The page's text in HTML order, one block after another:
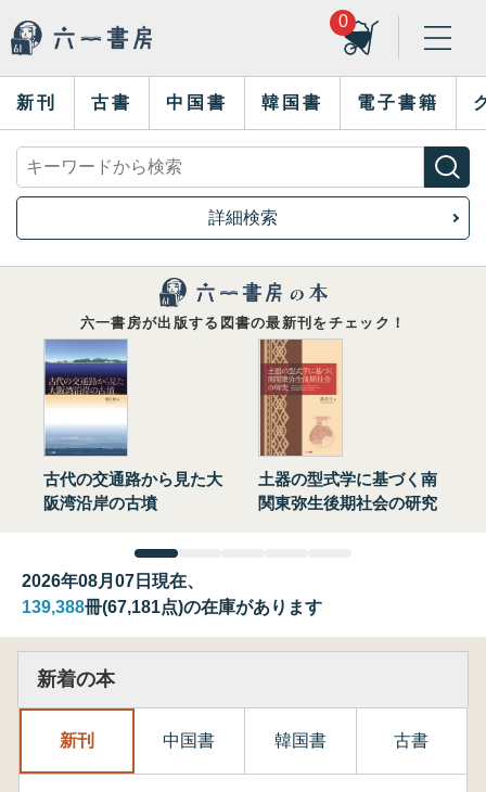
0
新刊 古書 中国書 韓国書 電子書籍
詳細検索
六一書房が出版する図書の最新刊をチェック！
古代の交通路から見た大
阪湾沿岸の古墳
土器の型式学に基づく南
関東弥生後期社会の研究
2026年08月07日現在、
139,388冊(67,181点)の在庫があります
新着の本
新刊 中国書 韓国書 古書